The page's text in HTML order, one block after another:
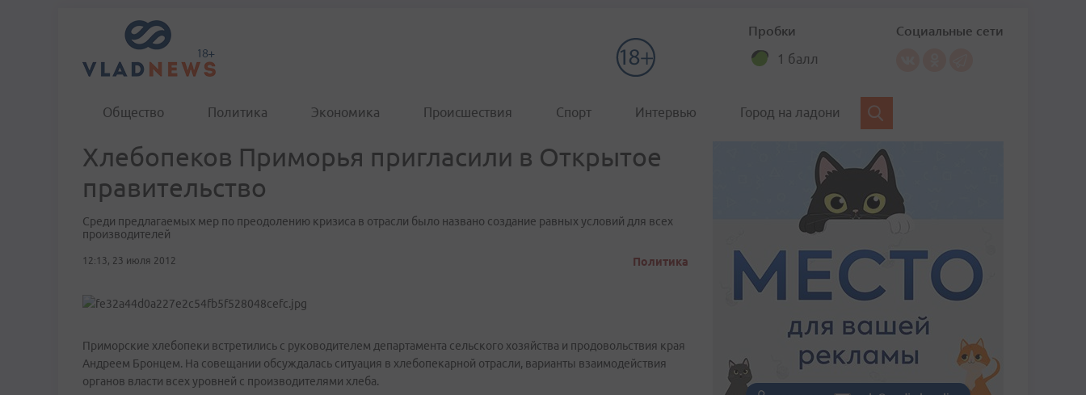
Пробки
1 балл
Социальные сети
Общество Политика Экономика Происшествия Спорт Интервью Город на ладони
Хлебопеков Приморья пригласили в Открытое
правительство
Среди предлагаемых мер по преодолению кризиса в отрасли было названо создание равных условий для всех
производителей
12:13, 23 июля 2012 Политика
Приморские хлебопеки встретились с руководителем департамента сельского хозяйства и продовольствия края
Андреем Бронцем. На совещании обсуждалась ситуация в хлебопекарной отрасли, варианты взаимодействия
органов власти всех уровней с производителями хлеба.